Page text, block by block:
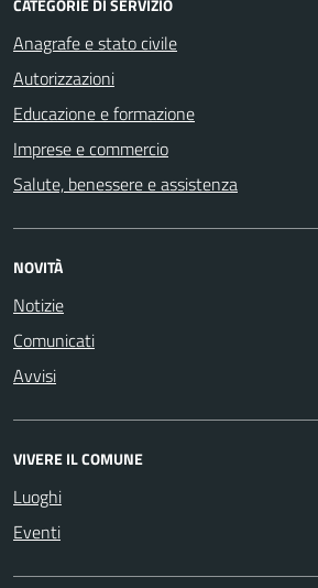
CATEGORIE DI SERVIZIO
Anagrafe e stato civile
Autorizzazioni
Educazione e formazione
Imprese e commercio
Salute, benessere e assistenza
NOVITÀ
Notizie
Comunicati
Avvisi
VIVERE IL COMUNE
Luoghi
Eventi